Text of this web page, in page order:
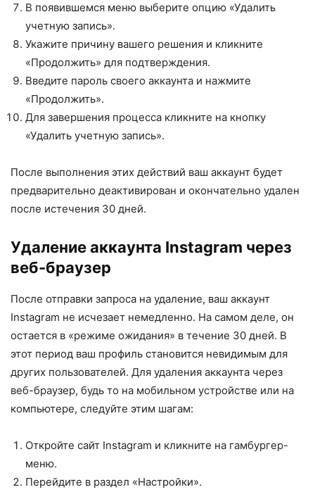
В появившемся меню выберите опцию «Удалить
учетную запись».
Укажите причину вашего решения и кликните
«Продолжить» для подтверждения.
Введите пароль своего аккаунта и нажмите
«Продолжить».
Для завершения процесса кликните на кнопку
«Удалить учетную запись».
После выполнения этих действий ваш аккаунт будет
предварительно деактивирован и окончательно удален
после истечения 30 дней.
Удаление аккаунта Instagram через
веб-браузер
После отправки запроса на удаление, ваш аккаунт
Instagram не исчезает немедленно. На самом деле, он
остается в «режиме ожидания» в течение 30 дней. В
этот период ваш профиль становится невидимым для
других пользователей. Для удаления аккаунта через
веб-браузер, будь то на мобильном устройстве или на
компьютере, следуйте этим шагам:
Откройте сайт Instagram и кликните на гамбургер-
меню.
Перейдите в раздел «Настройки».